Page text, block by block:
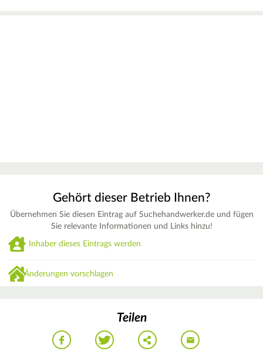
Gehört dieser Betrieb Ihnen?
Übernehmen Sie diesen Eintrag auf Suchehandwerker.de und fügen
Sie relevante Informationen und Links hinzu!
Inhaber dieses Eintrags werden
Änderungen vorschlagen
Teilen